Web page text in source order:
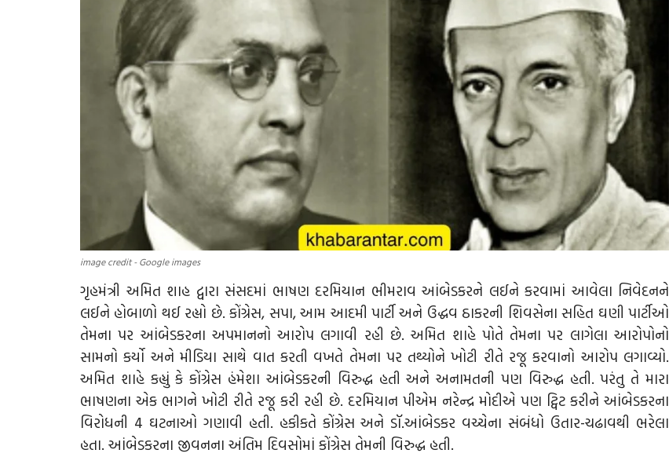
image credit - Google images
ગૃહમંત્રી અમિત શાહ દ્વારા સંસદમાં ભાષણ દરમિયાન ભીમરાવ આંબેડકરને લઈને કરવામાં આવેલા નિવેદનને
લઈને હોબાળો થઈ રહ્યો છે. કોંગ્રેસ, સપા, આમ આદમી પાર્ટી અને ઉદ્ધવ ઠાકરની શિવસેના સહિત ઘણી પાર્ટીઓ
તેમના પર આંબેડકરના અપમાનનો આરોપ લગાવી રહી છે. અમિત શાહે પોતે તેમના પર લાગેલા આરોપોનો
સામનો કર્યો અને મીડિયા સાથે વાત કરતી વખતે તેમના પર તથ્યોને ખોટી રીતે રજૂ કરવાનો આરોપ લગાવ્યો.
અમિત શાહે કહ્યું કે કોંગ્રેસ હંમેશા આંબેડકરની વિરુદ્ધ હતી અને અનામતની પણ વિરુદ્ધ હતી. પરંતુ તે મારા
ભાષણના એક ભાગને ખોટી રીતે રજૂ કરી રહી છે. દરમિયાન પીએમ નરેન્દ્ર મોદીએ પણ ટ્વિટ કરીને આંબેડકરના
વિરોધની 4 ઘટનાઓ ગણાવી હતી. હકીકતે કોંગ્રેસ અને ડૉ.આંબેડકર વચ્ચેના સંબંધો ઉતાર-ચઢાવથી ભરેલા
હતા. આંબેડકરના જીવનના અંતિમ દિવસોમાં કોંગ્રેસ તેમની વિરુદ્ધ હતી.